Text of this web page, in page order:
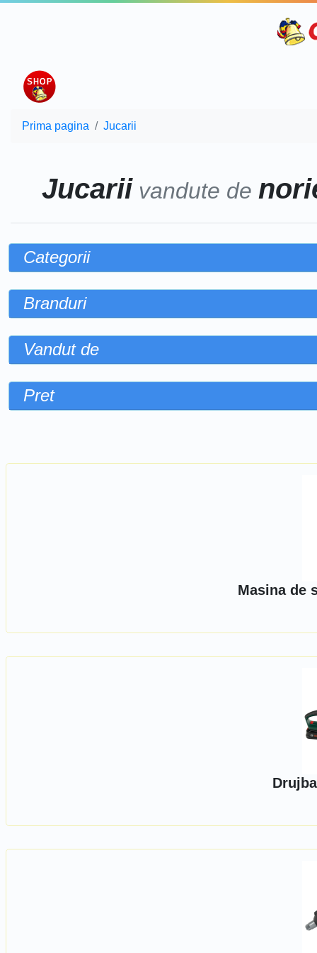
Prima pagina Jucarii
Jucariivandute de
Categorii
Branduri
Vandut de
Pret
Masina de